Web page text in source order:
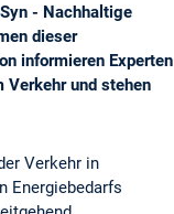
- Nachhaltige
dieser
informieren Experten
Verkehr und stehen
Verkehr in
Energiebedarfs